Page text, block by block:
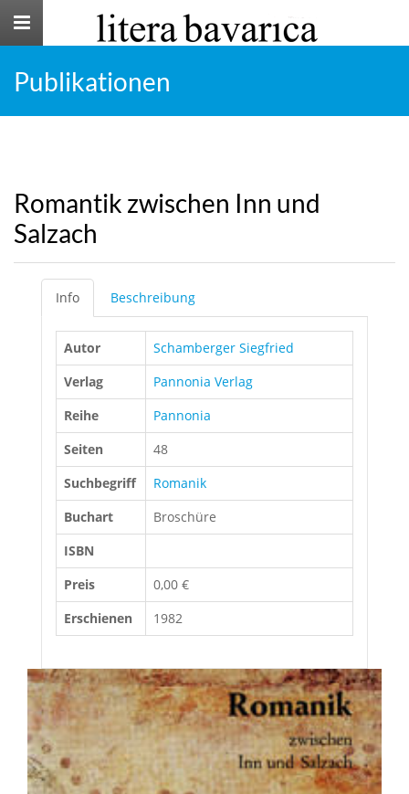
Toggle
Publikationen
Romantik zwischen Inn und
Salzach
Info Beschreibung
Autor
Schamberger Siegfried
Verlag
Pannonia Verlag
Reihe
Pannonia
Seiten
48
Suchbegriff
Romanik
Buchart
Broschüre
ISBN
Preis
0,00 €
Erschienen
1982